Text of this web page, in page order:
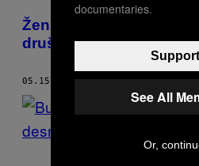
Ženski vodič za
društvenim mrežama
05.15.17 ODBERTIE BRANDES
documentaries.
See All
Or,